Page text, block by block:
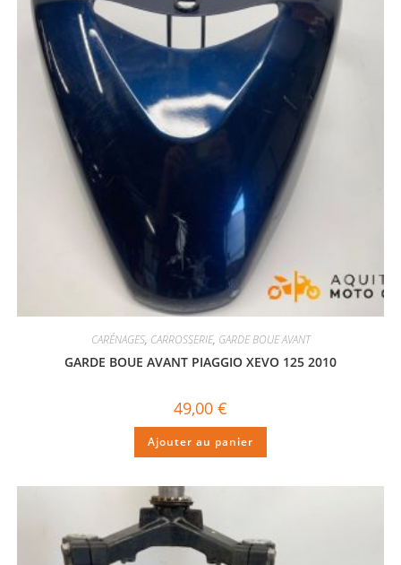
CARÉNAGES, CARROSSERIE, GARDE BOUE AVANT
GARDE BOUE AVANT PIAGGIO XEVO 125 2010
49,00 €
Ajouter au panier